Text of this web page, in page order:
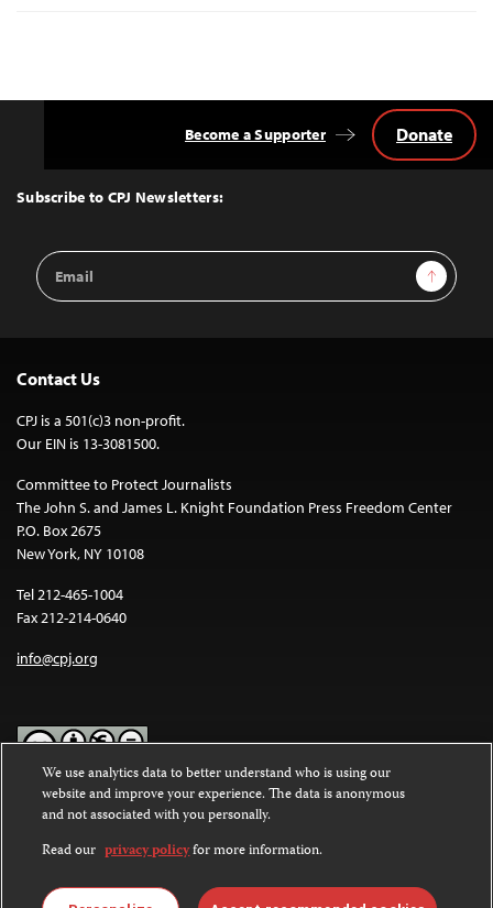
Top
Subscribe to CPJ Newsletters:
Email
Address
Sign Up
Become a Supporter Donate
Contact Us
CPJ is a 501(c)3 non-profit.
Our EIN is 13-3081500.
Committee to Protect Journalists
The John S. and James L. Knight Foundation Press Freedom Center
P.O. Box 2675
New York, NY 10108
Tel 212-465-1004
Fax 212-214-0640
info@cpj.org
Except where noted, text on this website is licensed under a
Commons Attribution-NonCommercial-NoDerivatives 4.0
International License.
Images and other media are not covered by the Creative Commons
We use analytics data to better understand who is using our
website and improve your experience. The data is anonymous
and not associated with you personally.
Read our privacy policyfor more information.